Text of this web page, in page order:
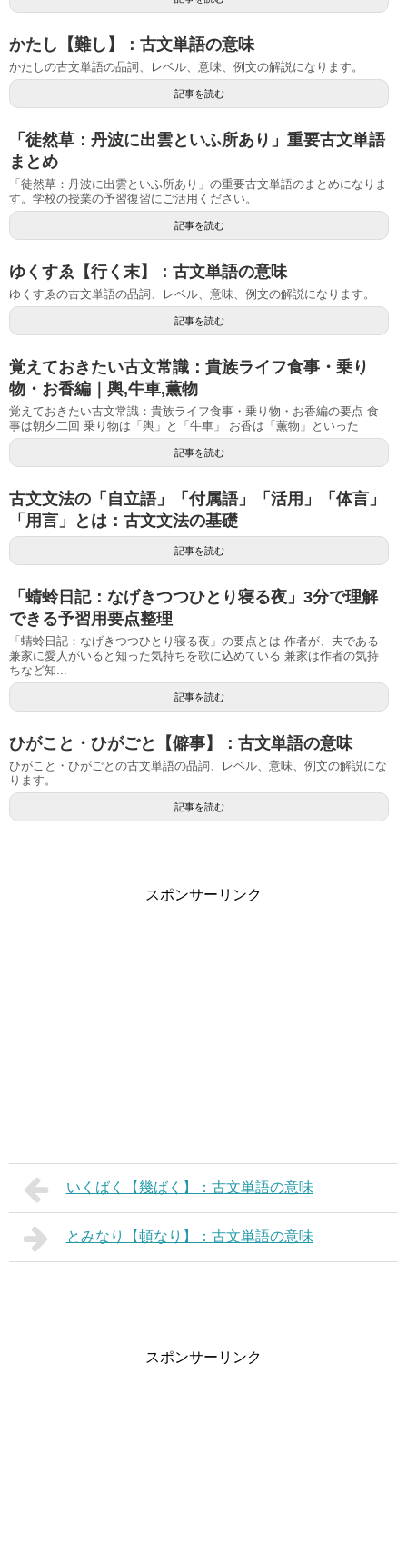
かたし【難し】：古文単語の意味
かたしの古文単語の品詞、レベル、意味、例文の解説になります。
記事を読む
「徒然草：丹波に出雲といふ所あり」重要古文単語
まとめ
「徒然草：丹波に出雲といふ所あり」の重要古文単語のまとめになりま
す。学校の授業の予習復習にご活用ください。
記事を読む
ゆくすゑ【行く末】：古文単語の意味
ゆくすゑの古文単語の品詞、レベル、意味、例文の解説になります。
記事を読む
覚えておきたい古文常識：貴族ライフ食事・乗り
物・お香編｜輿,牛車,薫物
覚えておきたい古文常識：貴族ライフ食事・乗り物・お香編の要点 食
事は朝夕二回 乗り物は「輿」と「牛車」 お香は「薫物」といった
記事を読む
古文文法の「自立語」「付属語」「活用」「体言」
「用言」とは：古文文法の基礎
記事を読む
「蜻蛉日記：なげきつつひとり寝る夜」3分で理解
できる予習用要点整理
「蜻蛉日記：なげきつつひとり寝る夜」の要点とは 作者が、夫である
兼家に愛人がいると知った気持ちを歌に込めている 兼家は作者の気持
ちなど知...
記事を読む
ひがこと・ひがごと【僻事】：古文単語の意味
ひがこと・ひがごとの古文単語の品詞、レベル、意味、例文の解説にな
ります。
記事を読む
スポンサーリンク
いくばく【幾ばく】：古文単語の意味
とみなり【頓なり】：古文単語の意味
スポンサーリンク